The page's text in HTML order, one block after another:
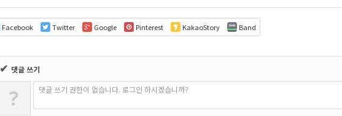
Facebook Twitter Google Pinterest KakaoStory Band
✔ 댓글 쓰기
? 댓글 쓰기 권한이 없습니다. 로그인 하시겠습니까?